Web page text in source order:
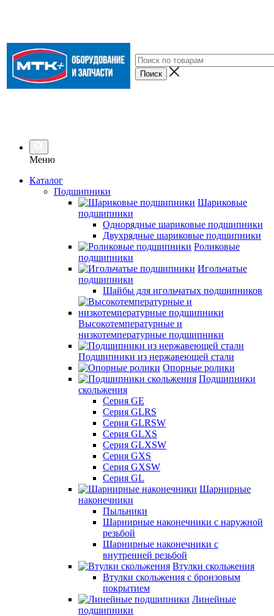
Меню
Каталог
Подшипники
Шариковые
подшипники
Однорядные шариковые подшипники
Двухрядные шариковые подшипники
Роликовые
подшипники
Игольчатые
подшипники
Шайбы для игольчатых подшипников
Высокотемпературные и
низкотемпературные подшипники
Подшипники из нержавеющей стали
Опорные ролики
Подшипники
скольжения
Серия GE
Серия GLRS
Серия GLRSW
Серия GLXS
Серия GLXSW
Серия GXS
Серия GXSW
Серия GL
Шарнирные
наконечники
Пыльники
Шарнирные наконечники с наружной
резьбой
Шарнирные наконечники с
внутренней резьбой
Втулки скольжения
Втулки скольжения с бронзовым
покрытием
Линейные
подшипники